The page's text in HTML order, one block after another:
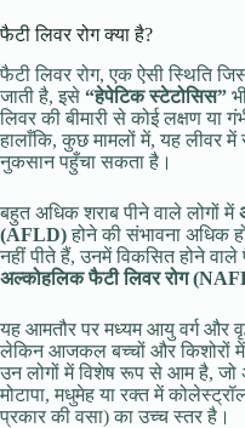
फैटी लिवर रोग क्या है?
फैटी लिवर रोग, एक ऐसी स्थिति
जाती है, इसे “हेपेटिक स्टेटोसिस”
लिवर की बीमारी से कोई लक्षण या
हालाँकि, कुछ मामलों में, यह लीवर
नुकसान पहुँचा सकता है।
बहुत अधिक शराब पीने वाले लोगों में
(AFLD)होने की संभावना अधिक
नहीं पीते हैं, उनमें विकसित होने
अल्कोहलिक फैटी लिवर रोग
यह आमतौर पर मध्यम आयु वर्ग और
लेकिन आजकल बच्चों और किशोरों में
उन लोगों में विशेष रूप से आम है, जो
मोटापा, मधुमेह या रक्त में
प्रकार की वसा) का उच्च स्तर है।